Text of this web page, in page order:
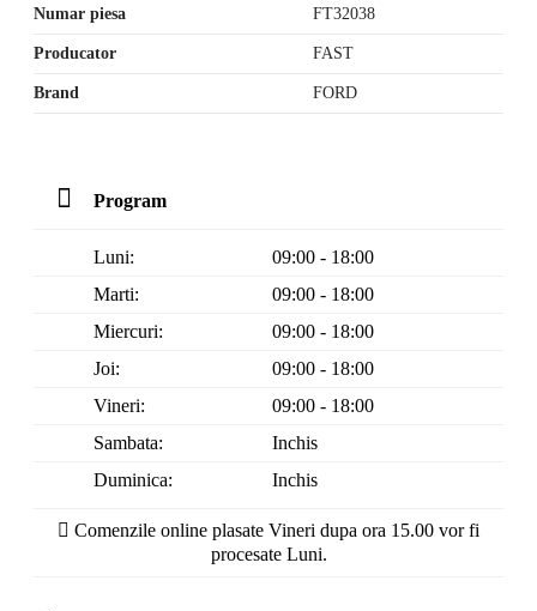
Numar piesa FT32038
Producator FAST
Brand FORD
Program
Luni:
09:00 - 18:00
Marti:
09:00 - 18:00
Miercuri:
09:00 - 18:00
Joi:
09:00 - 18:00
Vineri:
09:00 - 18:00
Sambata:
Inchis
Duminica:
Inchis
Comenzile online plasate Vineri dupa ora 15.00 vor fi
procesate Luni.